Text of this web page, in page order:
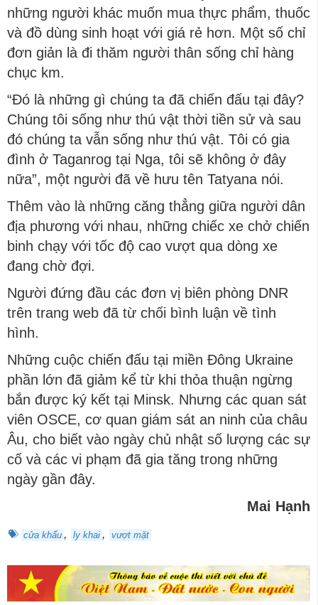
những người khác muốn mua thực phẩm, thuốc
và đồ dùng sinh hoạt với giá rẻ hơn. Một số chỉ
đơn giản là đi thăm người thân sống chỉ hàng
chục km.
“Đó là những gì chúng ta đã chiến đấu tại đây?
Chúng tôi sống như thú vật thời tiền sử và sau
đó chúng ta vẫn sống như thú vật. Tôi có gia
đình ở Taganrog tại Nga, tôi sẽ không ở đây
nữa”, một người đã về hưu tên Tatyana nói.
Thêm vào là những căng thẳng giữa người dân
địa phương với nhau, những chiếc xe chở chiến
binh chạy với tốc độ cao vượt qua dòng xe
đang chờ đợi.
Người đứng đầu các đơn vị biên phòng DNR
trên trang web đã từ chối bình luận về tình
hình.
Những cuộc chiến đấu tại miền Đông Ukraine
phần lớn đã giảm kể từ khi thỏa thuận ngừng
bắn được ký kết tại Minsk. Nhưng các quan sát
viên OSCE, cơ quan giám sát an ninh của châu
Âu, cho biết vào ngày chủ nhật số lượng các sự
cố và các vi phạm đã gia tăng trong những
ngày gần đây.
Mai Hạnh
cửa khẩu , ly khai , vượt mặt